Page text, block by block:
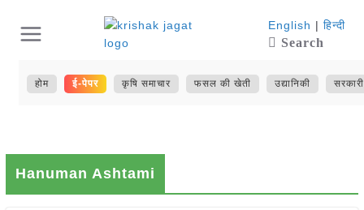
content
English | हिन्दी
Search
होम ई-पेपर कृषि समाचार फसल की खेती उद्यानिकी
Hanuman Ashtami